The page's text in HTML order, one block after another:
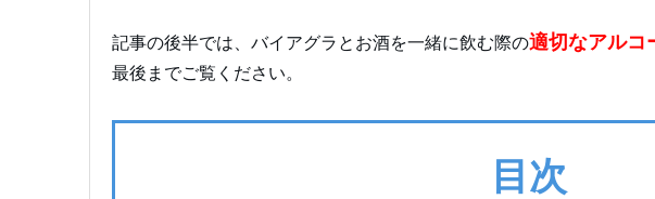
記事の後半では、バイアグラとお酒を一緒に飲む際の適切なアルコ
最後までご覧ください。
目次